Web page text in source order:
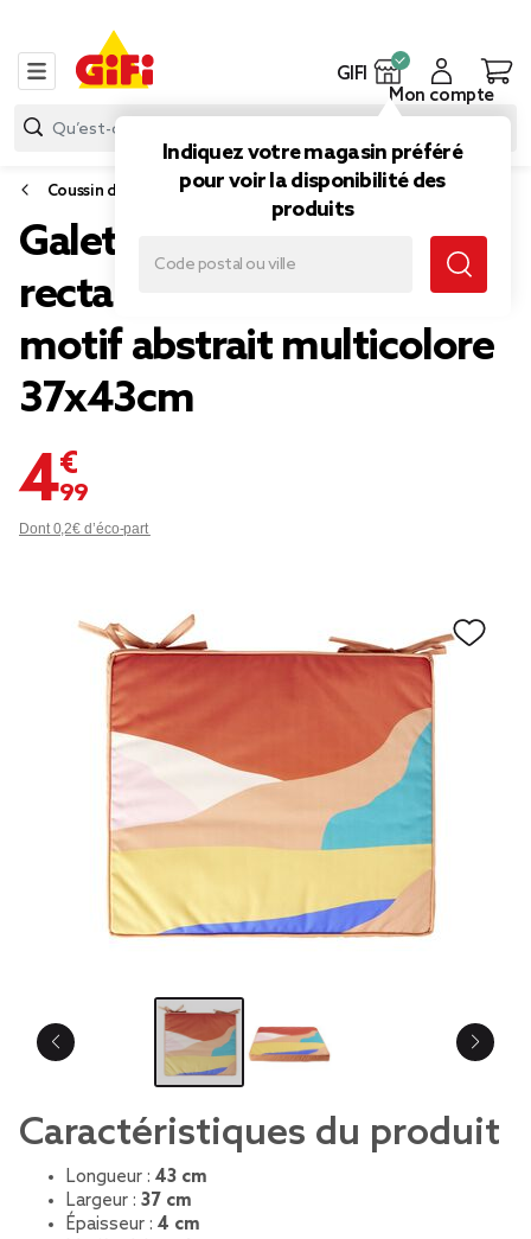
GIFI
Indiquez votre magasin préféré
pour voir la disponibilité des
produits
Mon compte
Coussin d'extérieur
Galette de chaise
rectangulaire Oxford
motif abstrait multicolore
37x43cm
4,99 €
Dont 0,2€ d’éco-part
Caractéristiques du produit
Longueur : 43 cm
Largeur : 37 cm
Épaisseur : 4 cm